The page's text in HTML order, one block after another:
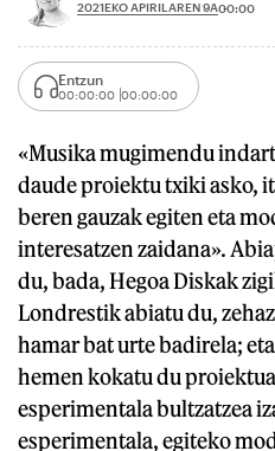
2021EKO APIRILAREN 9A00:00
Entzun
00:00:00 00:00:00
«Musika mugimendu
daude proiektu txiki asko,
beren gauzak egiten eta
interesatzen zaidana».
du, bada, Hegoa Diskak
Londrestik abiatu du,
hamar bat urte badirela;
hemen kokatu du
esperimentala bultzatzea
esperimentala, egiteko